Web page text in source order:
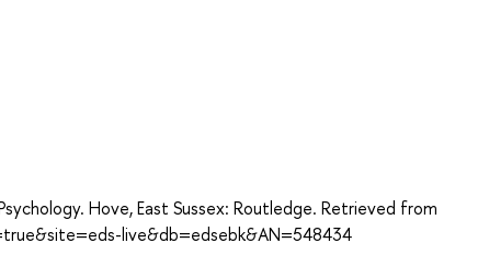
Hove, East Sussex: Routledge. Retrieved from
live&db=edsebk&AN=548434